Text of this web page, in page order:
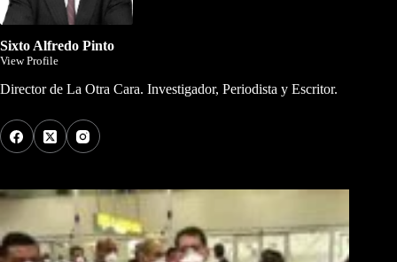
Sixto Alfredo Pinto
View Profile
Director de La Otra Cara. Investigador, Periodista y Escritor.